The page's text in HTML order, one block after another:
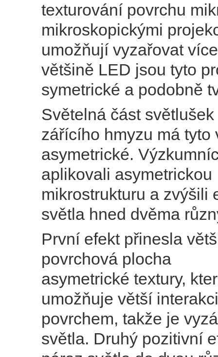
texturování povrchu
mikroskopickými
umožňují vyzařovat
většině LED jsou tyto
symetrické a podobně
Světelná část
zářícího hmyzu má tyto
asymetrické.
aplikovali asymetrickou
mikrostrukturu a zvýšili
světla hned dvěma
První efekt přinesla
povrchová plocha
asymetrické textury,
umožňuje větší
povrchem, takže je
světla. Druhý pozitivní